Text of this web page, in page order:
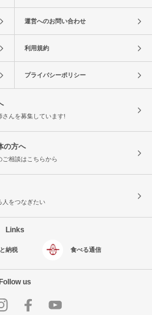
運営へのお問い合わせ
利用規約
プライバシーポリシー
さんを募集しています!
の方へ
ご相談はこちらから
人をつなぎたい
Links
納税 食べる通信
Follow us